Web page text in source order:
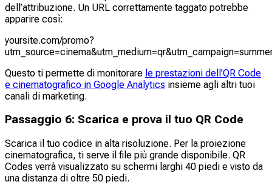
dell’attribuzione. Un URL correttamente taggato potrebbe
apparire così:
yoursite.com/promo?
Questo ti permette di monitorare le prestazioni dell'QR Code
e cinematografico in Google Analytics insieme agli altri tuoi
canali di marketing.
Passaggio 6: Scarica e prova il tuo QR Code
Scarica il tuo codice in alta risoluzione. Per la proiezione
cinematografica, ti serve il file più grande disponibile. QR
Codes verrà visualizzato su schermi larghi 40 piedi e visto da
una distanza di oltre 50 piedi.